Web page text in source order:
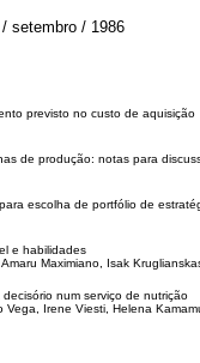
setembro / 1986
previsto no custo de aquisição
de produção: notas para
escolha de portfólio de
e habilidades
Maximiano, Isak
num serviço de nutrição
Vega, Irene Viesti, Helena